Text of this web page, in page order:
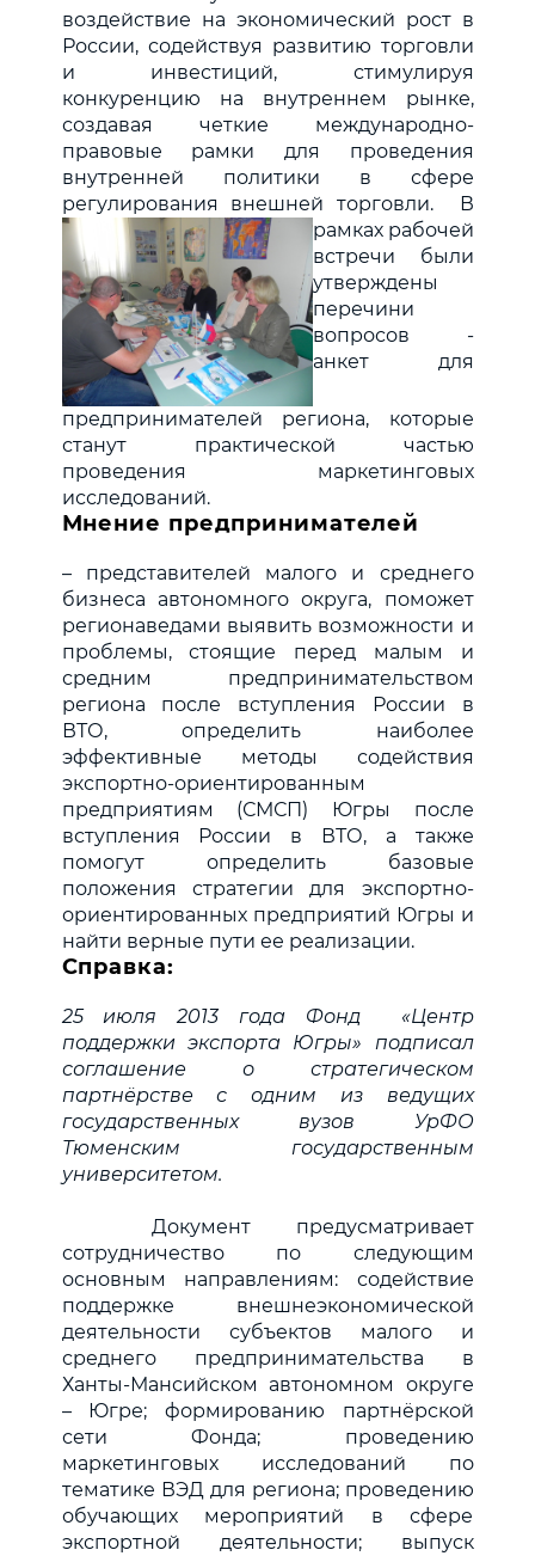
воздействие на экономический рост в
России, содействуя развитию торговли
и инвестиций, стимулируя
конкуренцию на внутреннем рынке,
создавая четкие международно-
правовые рамки для проведения
внутренней политики в сфере
регулирования внешней торговли. В
рамках рабочей
встречи были
утверждены
перечини
вопросов -
анкет для
предпринимателей региона, которые
станут практической частью
проведения маркетинговых
исследований.
Мнение предпринимателей
– представителей малого и среднего
бизнеса автономного округа, поможет
регионаведами выявить возможности и
проблемы, стоящие перед малым и
средним предпринимательством
региона после вступления России в
ВТО, определить наиболее
эффективные методы содействия
экспортно-ориентированным
предприятиям (СМСП) Югры после
вступления России в ВТО, а также
помогут определить базовые
положения стратегии для экспортно-
ориентированных предприятий Югры и
найти верные пути ее реализации.
Справка:
25 июля 2013 года Фонд «Центр
поддержки экспорта Югры» подписал
соглашение о стратегическом
партнёрстве с одним из ведущих
государственных вузов УрФО
Тюменским государственным
университетом.
Документ предусматривает
сотрудничество по следующим
основным направлениям: содействие
поддержке внешнеэкономической
деятельности субъектов малого и
среднего предпринимательства в
Ханты-Мансийском автономном округе
– Югре; формированию партнёрской
сети Фонда; проведению
маркетинговых исследований по
тематике ВЭД для региона; проведению
обучающих мероприятий в сфере
экспортной деятельности; выпуск